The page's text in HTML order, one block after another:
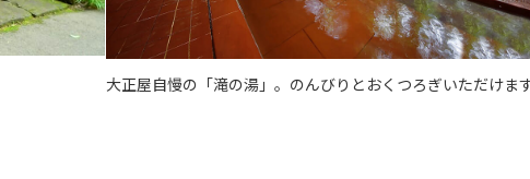
大正屋自慢の「滝の湯」。のんびりとおくつろぎいただけま